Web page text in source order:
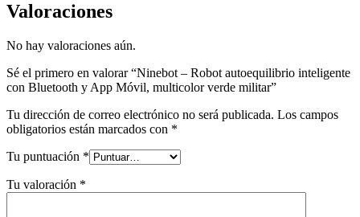
Valoraciones
No hay valoraciones aún.
Sé el primero en valorar “Ninebot – Robot autoequilibrio inteligente
con Bluetooth y App Móvil, multicolor verde militar”
Tu dirección de correo electrónico no será publicada. Los campos
obligatorios están marcados con *
Tu puntuación *
Tu valoración *